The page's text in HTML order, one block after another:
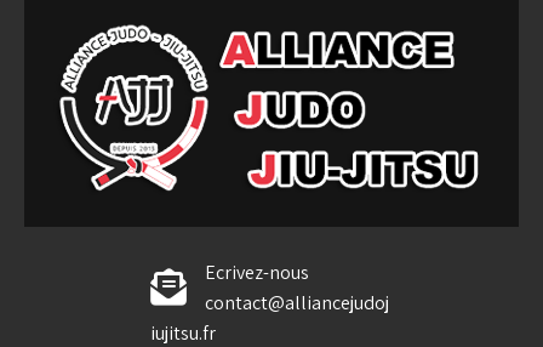
content
Alliance Judo Jiu-jitsu
Ecrivez-nous
contact@alliancejudoj
iujitsu.fr